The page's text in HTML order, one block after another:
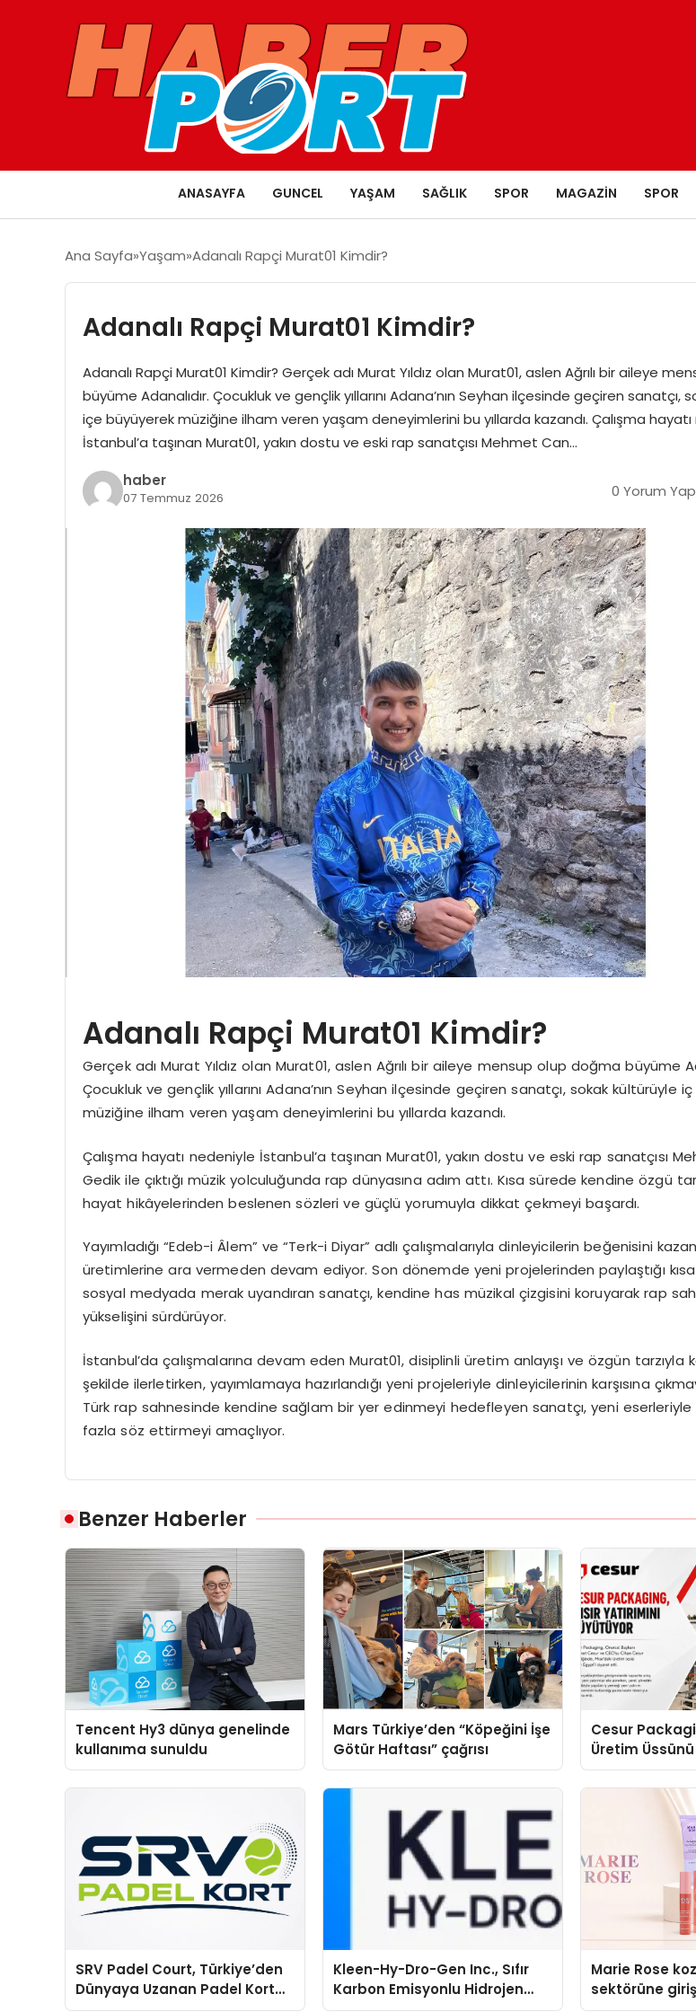
ANASAYFA GUNCEL YAŞAM SAĞLIK SPOR MAGAZIN SPOR
Ana Sayfa Yaşam Adanalı Rapçi Murat01 Kimdir?
Adanalı Rapçi Murat01 Kimdir?
Adanalı Rapçi Murat01 Kimdir? Gerçek adı Murat Yıldız olan Murat01, aslen Ağrılı bir aileye
büyüme Adanalıdır. Çocukluk ve gençlik yıllarını Adana’nın Seyhan ilçesinde geçiren sanatçı,
içe büyüyerek müziğine ilham veren yaşam deneyimlerini bu yıllarda kazandı. Çalışma
İstanbul’a taşınan Murat01, yakın dostu ve eski rap sanatçısı Mehmet Can…
haber
07 Temmuz 2026 0 Yorum
Adanalı Rapçi Murat01 Kimdir?
Gerçek adı Murat Yıldız olan Murat01, aslen Ağrılı bir aileye mensup olup doğma büyüme
Çocukluk ve gençlik yıllarını Adana’nın Seyhan ilçesinde geçiren sanatçı, sokak kültürüyle
müziğine ilham veren yaşam deneyimlerini bu yıllarda kazandı.
Çalışma hayatı nedeniyle İstanbul’a taşınan Murat01, yakın dostu ve eski rap sanatçısı
Gedik ile çıktığı müzik yolculuğunda rap dünyasına adım attı. Kısa sürede kendine özgü
hayat hikâyelerinden beslenen sözleri ve güçlü yorumuyla dikkat çekmeyi başardı.
Yayımladığı “Edeb-i Âlem” ve “Terk-i Diyar” adlı çalışmalarıyla dinleyicilerin beğenisini
üretimlerine ara vermeden devam ediyor. Son dönemde yeni projelerinden paylaştığı
sosyal medyada merak uyandıran sanatçı, kendine has müzikal çizgisini koruyarak rap
yükselişini sürdürüyor.
İstanbul’da çalışmalarına devam eden Murat01, disiplinli üretim anlayışı ve özgün tarzıyla
şekilde ilerletirken, yayımlamaya hazırlandığı yeni projeleriyle dinleyicilerinin karşısına
Türk rap sahnesinde kendine sağlam bir yer edinmeyi hedefleyen sanatçı, yeni eserleriyle
fazla söz ettirmeyi amaçlıyor.
Benzer Haberler
Tencent Hy3 dünya genelinde
kullanıma sunuldu
Mars Türkiye’den “Köpeğini İşe
Götür Haftası” çağrısı
Cesur
Üretim
SRV Padel Court, Türkiye’den
Dünyaya Uzanan Padel Kort
Kleen-Hy-Dro-Gen Inc., Sıfır
Karbon Emisyonlu Hidrojen
Marie Rose
sektörüne